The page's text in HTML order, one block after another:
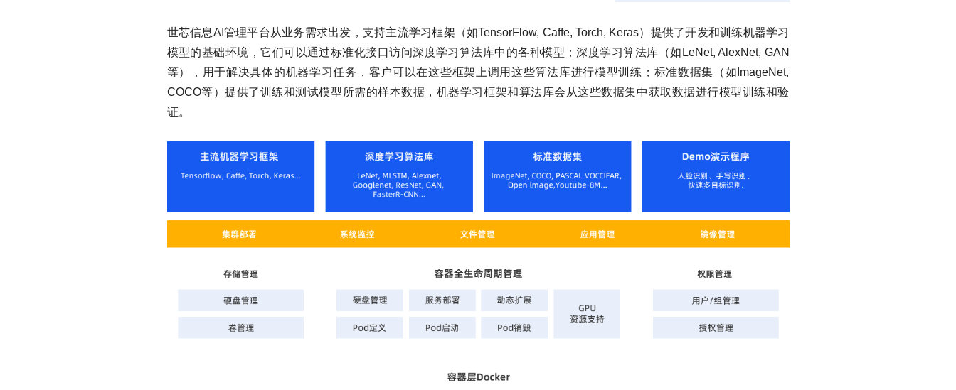
世芯信息AI管理平台从业务需求出发，支持主流学习框架（如TensorFlow, Caffe, Torch, Keras）提供了开发和训练机器学习
模型的基础环境，它们可以通过标准化接口访问深度学习算法库中的各种模型；深度学习算法库（如LeNet, AlexNet, GAN
等），用于解决具体的机器学习任务，客户可以在这些框架上调用这些算法库进行模型训练；标准数据集（如ImageNet,
COCO等）提供了训练和测试模型所需的样本数据，机器学习框架和算法库会从这些数据集中获取数据进行模型训练和验
证。